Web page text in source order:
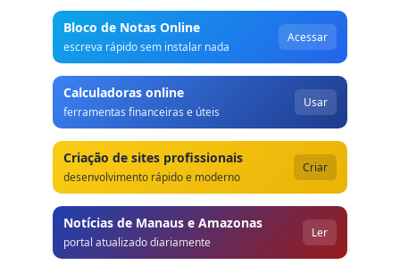
Bloco de Notas Online
escreva rápido sem instalar nada
Acessar
Calculadoras online
ferramentas financeiras e úteis
Usar
Criação de sites profissionais
desenvolvimento rápido e moderno
Criar
Notícias de Manaus e Amazonas
portal atualizado diariamente
Ler